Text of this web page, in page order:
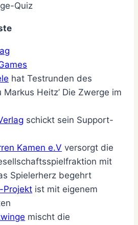
Quiz
hat Testrunden des
Heitz’ Die Zwerge im
schickt sein Support-
Kamen e.V versorgt die
mit
Spielerherz begehrt
Projekt ist mit eigenem
mischt die